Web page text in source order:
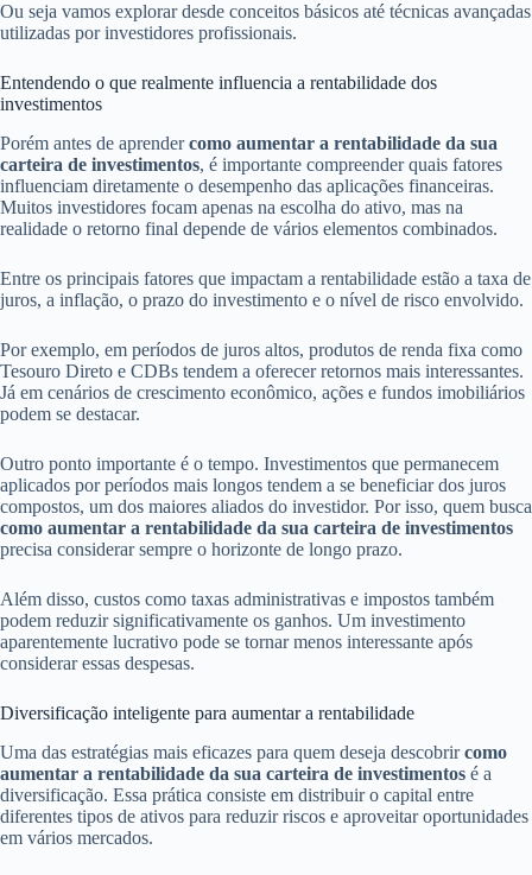
Ou seja vamos explorar desde conceitos básicos até técnicas avançadas
utilizadas por investidores profissionais.
Entendendo o que realmente influencia a rentabilidade dos
investimentos
Porém antes de aprendercomo aumentar a rentabilidade da sua
carteira de investimentos, é importante compreender quais fatores
influenciam diretamente o desempenho das aplicações financeiras.
Muitos investidores focam apenas na escolha do ativo, mas na
realidade o retorno final depende de vários elementos combinados.
Entre os principais fatores que impactam a rentabilidade estão a taxa de
juros, a inflação, o prazo do investimento e o nível de risco envolvido.
Por exemplo, em períodos de juros altos, produtos de renda fixa como
Tesouro Direto e CDBs tendem a oferecer retornos mais interessantes.
Já em cenários de crescimento econômico, ações e fundos imobiliários
podem se destacar.
Outro ponto importante é o tempo. Investimentos que permanecem
aplicados por períodos mais longos tendem a se beneficiar dos juros
compostos, um dos maiores aliados do investidor. Por isso, quem busca
como aumentar a rentabilidade da sua carteira de investimentos
precisa considerar sempre o horizonte de longo prazo.
Além disso, custos como taxas administrativas e impostos também
podem reduzir significativamente os ganhos. Um investimento
aparentemente lucrativo pode se tornar menos interessante após
considerar essas despesas.
Diversificação inteligente para aumentar a rentabilidade
Uma das estratégias mais eficazes para quem deseja descobrircomo
aumentar a rentabilidade da sua carteira de investimentos é a
diversificação. Essa prática consiste em distribuir o capital entre
diferentes tipos de ativos para reduzir riscos e aproveitar oportunidades
em vários mercados.